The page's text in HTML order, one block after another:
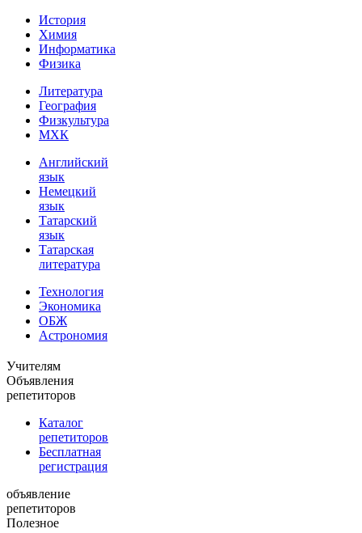
История
Химия
Информатика
Физика
Литература
География
Физкультура
МХК
Английский
язык
Немецкий
язык
Татарский
язык
Татарская
литература
Технология
Экономика
ОБЖ
Астрономия
Учителям
Объявления
репетиторов
Каталог
репетиторов
Бесплатная
регистрация
объявление
репетиторов
Полезное